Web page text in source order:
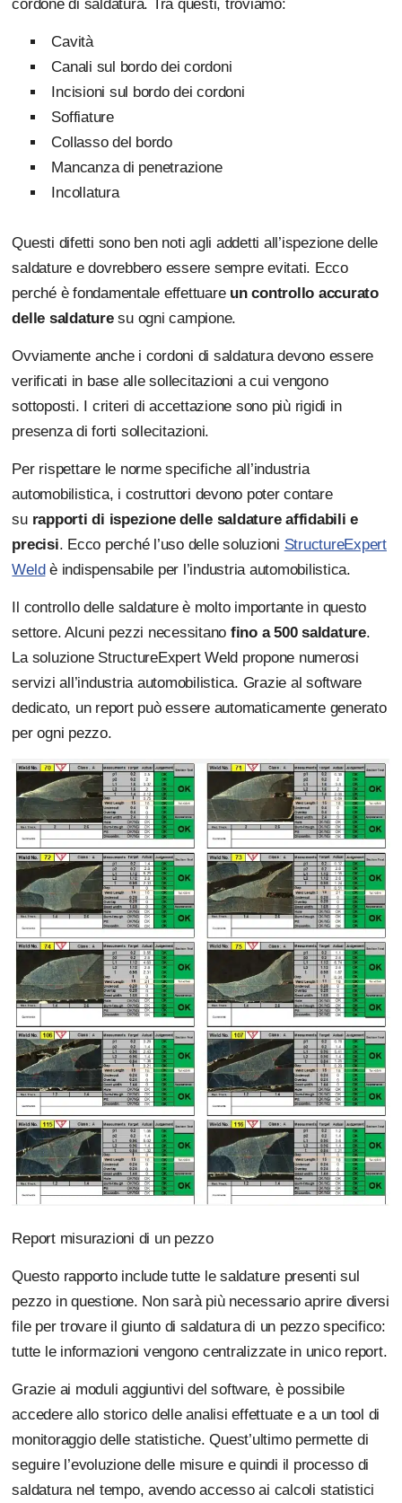
cordone di saldatura. Tra questi, troviamo:
Cavità
Canali sul bordo dei cordoni
Incisioni sul bordo dei cordoni
Soffiature
Collasso del bordo
Mancanza di penetrazione
Incollatura
Questi difetti sono ben noti agli addetti all’ispezione delle
saldature e dovrebbero essere sempre evitati. Ecco
perché è fondamentale effettuare un controllo accurato
delle saldaturesu ogni campione.
Ovviamente anche i cordoni di saldatura devono essere
verificati in base alle sollecitazioni a cui vengono
sottoposti. I criteri di accettazione sono più rigidi in
presenza di forti sollecitazioni.
Per rispettare le norme specifiche all’industria
automobilistica, i costruttori devono poter contare
su rapporti di ispezione delle saldature affidabili e
precisi. Ecco perché l’uso delle soluzioni StructureExpert
Weldè indispensabile per l’industria automobilistica.
Il controllo delle saldature è molto importante in questo
settore. Alcuni pezzi necessitano fino a 500 saldature.
La soluzione StructureExpert Weld propone numerosi
servizi all’industria automobilistica. Grazie al software
dedicato, un report può essere automaticamente generato
per ogni pezzo.
Report misurazioni di un pezzo
Questo rapporto include tutte le saldature presenti sul
pezzo in questione. Non sarà più necessario aprire diversi
file per trovare il giunto di saldatura di un pezzo specifico:
tutte le informazioni vengono centralizzate in unico report.
Grazie ai moduli aggiuntivi del software, è possibile
accedere allo storico delle analisi effettuate e a un tool di
monitoraggio delle statistiche. Quest’ultimo permette di
seguire l’evoluzione delle misure e quindi il processo di
saldatura nel tempo, avendo accesso ai calcoli statistici